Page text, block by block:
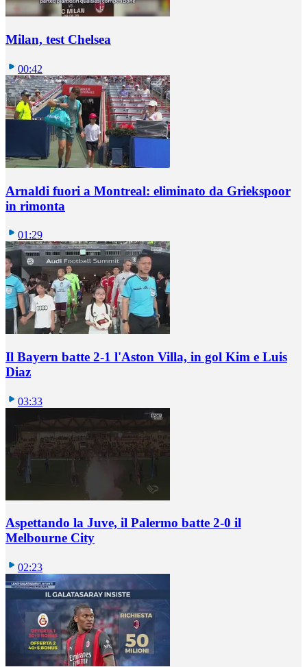
Milan, test Chelsea
00:42
Arnaldi fuori a Montreal: eliminato da Griekspoor
in rimonta
01:29
Il Bayern batte 2-1 l'Aston Villa, in gol Kim e Luis
Diaz
03:33
Aspettando la Juve, il Palermo batte 2-0 il
Melbourne City
02:23